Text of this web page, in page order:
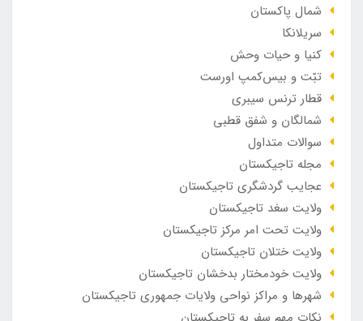
شمال پاکستان
سریلانکا
کنیا و حیات وحش
تبّت و بیس‌کمپ اورست
قطار ترنس سیبری
شمالگان و شفق قطبی
سوالات متداول
مجله تاجیکستان
عجایب گردشگری تاجیکستان
ولایت سغد تاجیکستان
ولایت تحت امر مرکز تاجیکستان
ولایت ختلان تاجیکستان
ولایت خودمختار بدخشان تاجیکستان
شهرها و مراکز نواحی ولایات جمهوری تاجیکستان